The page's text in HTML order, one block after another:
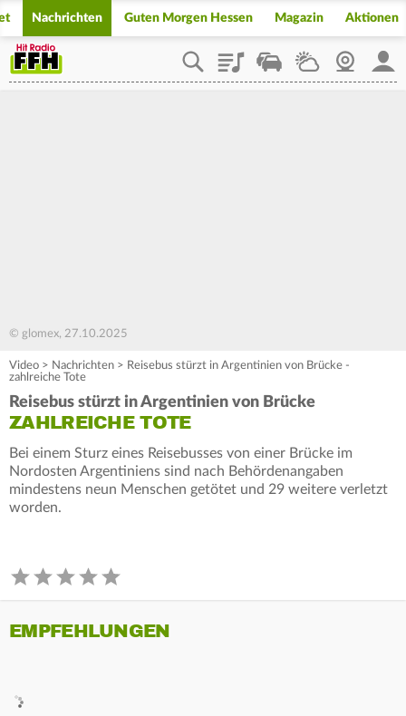
Nachrichten Guten Morgen Hessen Magazin Aktionen
PlaylistStaupilotWetterWebcam
© glomex, 27.10.2025
Video > Nachrichten > Reisebus stürzt in Argentinien von Brücke -
zahlreiche Tote
Reisebus stürzt in Argentinien von Brücke
ZAHLREICHE TOTE
Bei einem Sturz eines Reisebusses von einer Brücke im
Nordosten Argentiniens sind nach Behördenangaben
mindestens neun Menschen getötet und 29 weitere verletzt
worden.
EMPFEHLUNGEN